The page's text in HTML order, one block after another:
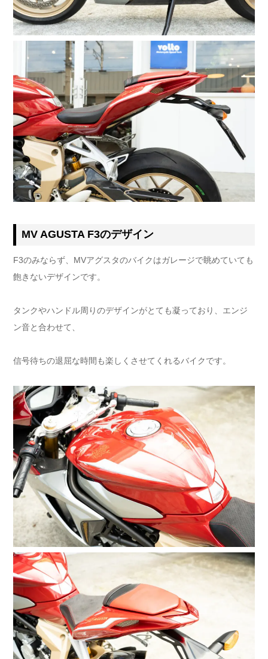
MV AGUSTA F3のデザイン
F3のみならず、MVアグスタのバイクはガレージで眺めていても
飽きないデザインです。
タンクやハンドル周りのデザインがとても凝っており、エンジ
ン音と合わせて、
信号待ちの退屈な時間も楽しくさせてくれるバイクです。